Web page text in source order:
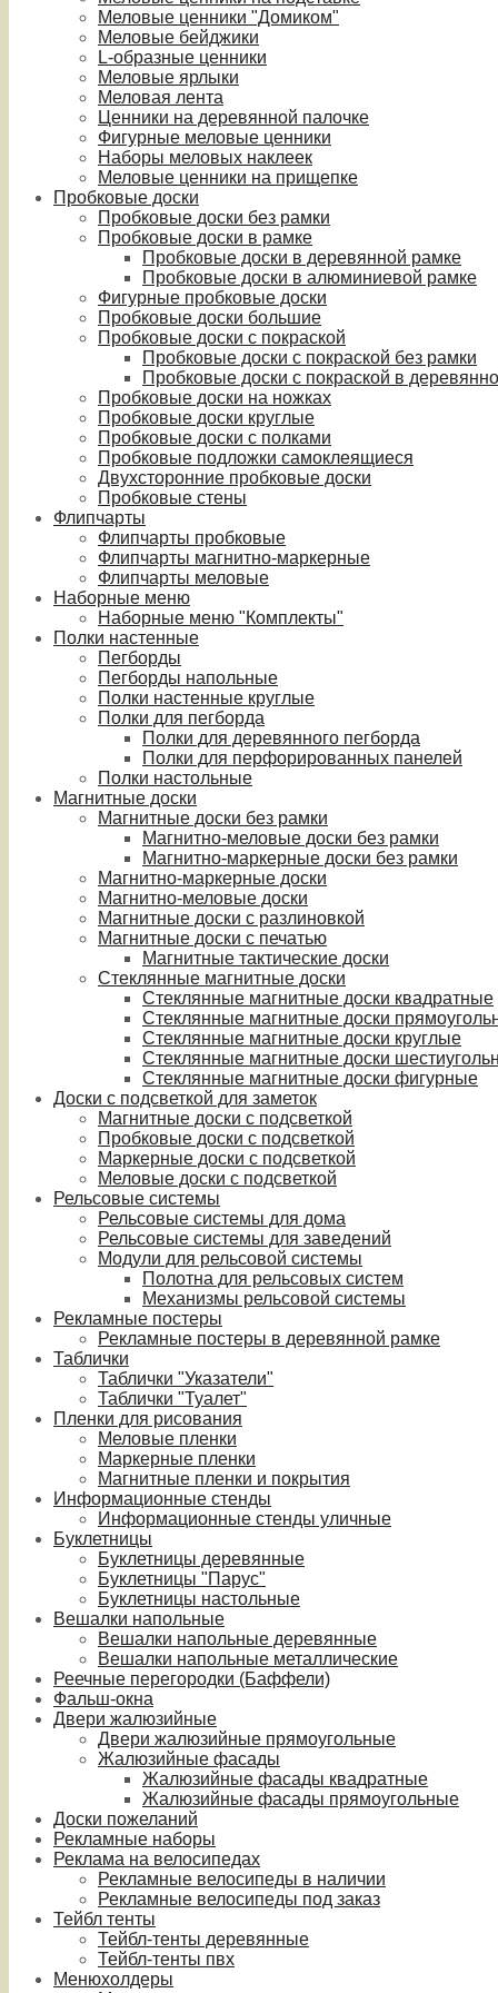
Меловые ценники "Домиком"
Меловые бейджики
L-образные ценники
Меловые ярлыки
Меловая лента
Ценники на деревянной палочке
Фигурные меловые ценники
Наборы меловых наклеек
Меловые ценники на прищепке
Пробковые доски
Пробковые доски без рамки
Пробковые доски в рамке
Пробковые доски в деревянной рамке
Пробковые доски в алюминиевой рамке
Фигурные пробковые доски
Пробковые доски большие
Пробковые доски с покраской
Пробковые доски с покраской без рамки
Пробковые доски с покраской в
Пробковые доски на ножках
Пробковые доски круглые
Пробковые доски с полками
Пробковые подложки самоклеящиеся
Двухсторонние пробковые доски
Пробковые стены
Флипчарты
Флипчарты пробковые
Флипчарты магнитно-маркерные
Флипчарты меловые
Наборные меню
Наборные меню "Комплекты"
Полки настенные
Пегборды
Пегборды напольные
Полки настенные круглые
Полки для пегборда
Полки для деревянного пегборда
Полки для перфорированных панелей
Полки настольные
Магнитные доски
Магнитные доски без рамки
Магнитно-меловые доски без рамки
Магнитно-маркерные доски без рамки
Магнитно-маркерные доски
Магнитно-меловые доски
Магнитные доски с разлиновкой
Магнитные доски с печатью
Магнитные тактические доски
Стеклянные магнитные доски
Стеклянные магнитные доски квадратные
Стеклянные магнитные доски
Стеклянные магнитные доски круглые
Стеклянные магнитные доски
Стеклянные магнитные доски фигурные
Доски с подсветкой для заметок
Магнитные доски с подсветкой
Пробковые доски с подсветкой
Маркерные доски с подсветкой
Меловые доски с подсветкой
Рельсовые системы
Рельсовые системы для дома
Рельсовые системы для заведений
Модули для рельсовой системы
Полотна для рельсовых систем
Механизмы рельсовой системы
Рекламные постеры
Рекламные постеры в деревянной рамке
Таблички
Таблички "Указатели"
Таблички "Туалет"
Пленки для рисования
Меловые пленки
Маркерные пленки
Магнитные пленки и покрытия
Информационные стенды
Информационные стенды уличные
Буклетницы
Буклетницы деревянные
Буклетницы "Парус"
Буклетницы настольные
Вешалки напольные
Вешалки напольные деревянные
Вешалки напольные металлические
Реечные перегородки (Баффели)
Фальш-окна
Двери жалюзийные
Двери жалюзийные прямоугольные
Жалюзийные фасады
Жалюзийные фасады квадратные
Жалюзийные фасады прямоугольные
Доски пожеланий
Рекламные наборы
Реклама на велосипедах
Рекламные велосипеды в наличии
Рекламные велосипеды под заказ
Тейбл тенты
Тейбл-тенты деревянные
Тейбл-тенты пвх
Менюхолдеры